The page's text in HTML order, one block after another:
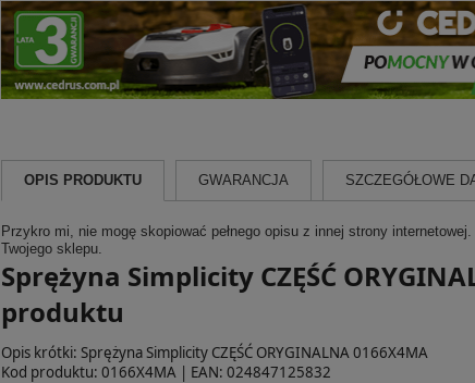
OPIS PRODUKTU GWARANCJA SZCZEGÓŁOWE
Przykro mi, nie mogę skopiować pełnego opisu z innej strony
Twojego sklepu.
Sprężyna Simplicity CZĘŚĆ
produktu
Opis krótki: Sprężyna Simplicity CZĘŚĆ ORYGINALNA 0166X4MA
Kod produktu: 0166X4MA | EAN: 024847125832